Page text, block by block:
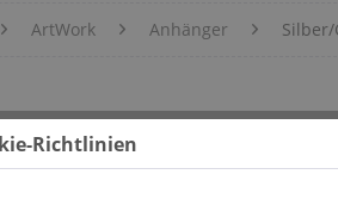
ArtWork Anhänger Silber/
Richtlinien